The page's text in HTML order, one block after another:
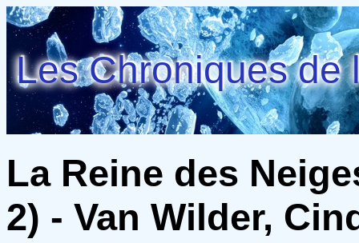
Les Chroniques de
La Reine des
2) - Van Wilder,